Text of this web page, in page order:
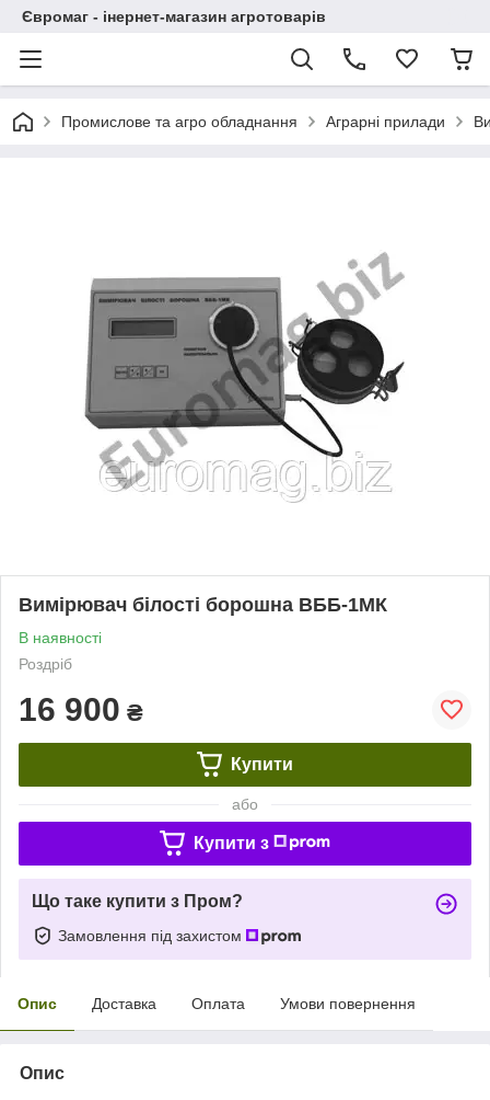
Євромаг - інернет-магазин агротоварів
Промислове та агро обладнання Аграрні прилади
Вимірювач білості борошна ВББ-1МК
В наявності
Роздріб
16 900 ₴
Купити
або
Купити з
Що таке купити з Пром?
Замовлення під захистом
Опис Доставка Оплата Умови повернення
Опис